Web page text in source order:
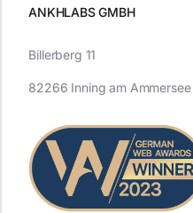
ANKHLABS GMBH
Billerberg 11
82266 Inning am Ammersee